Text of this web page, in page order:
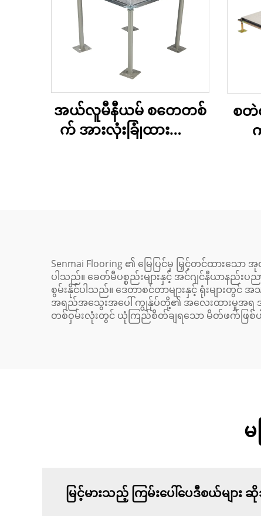
အယ်လူမီနီယမ် စတေတစ်
က် အားလုံးခြုံထားသော
စတဲ
Senmai Flooring ၏ မြေပြင်မှ မြှင့်တင်ထား
ပါသည်။ ခေတ်မီပစ္စည်းများနှင့် အင်ဂျင်နီယာနည်
စွမ်းနိုင်ပါသည်။ ဒေတာစင်တာများနှင့် ရုံးမျာ
အရည်အသွေးအပေါ် ကျွန်ုပ်တို့၏ အလေးထားမှုအရ
တစ်ဝှမ်းလုံးတွင် ယုံကြည်စိတ်ချရသော မိတ်ဖက်ဖြစ်
မြင့်မားသည့် ကြမ်းပေါ်ပေဒီစယ်မျ